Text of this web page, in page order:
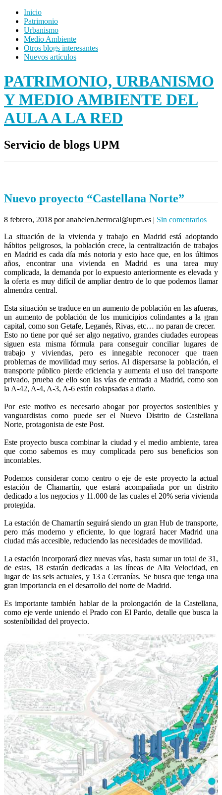
Inicio
Patrimonio
Urbanismo
Medio Ambiente
Otros blogs interesantes
Nuevos artículos
PATRIMONIO, URBANISMO
Y MEDIO AMBIENTE DEL
AULA A LA RED
Servicio de blogs UPM
Nuevo proyecto “Castellana Norte”
8 febrero, 2018 por anabelen.berrocal@upm.es | Sin comentarios
La situación de la vivienda y trabajo en Madrid está adoptando
hábitos peligrosos, la población crece, la centralización de trabajos
en Madrid es cada día más notoria y esto hace que, en los últimos
años, encontrar una vivienda en Madrid es una tarea muy
complicada, la demanda por lo expuesto anteriormente es elevada y
la oferta es muy difícil de ampliar dentro de lo que podemos llamar
almendra central.
Esta situación se traduce en un aumento de población en las afueras,
un aumento de población de los municipios colindantes a la gran
capital, como son Getafe, Leganés, Rivas, etc… no paran de crecer.
Esto no tiene por qué ser algo negativo, grandes ciudades europeas
siguen esta misma fórmula para conseguir conciliar lugares de
trabajo y viviendas, pero es innegable reconocer que traen
problemas de movilidad muy serios. Al dispersarse la población, el
transporte público pierde eficiencia y aumenta el uso del transporte
privado, prueba de ello son las vías de entrada a Madrid, como son
la A-42, A-4, A-3, A-6 están colapsadas a diario.
Por este motivo es necesario abogar por proyectos sostenibles y
vanguardistas como puede ser el Nuevo Distrito de Castellana
Norte, protagonista de este Post.
Este proyecto busca combinar la ciudad y el medio ambiente, tarea
que como sabemos es muy complicada pero sus beneficios son
incontables.
Podemos considerar como centro o eje de este proyecto la actual
estación de Chamartín, que estará acompañada por un distrito
dedicado a los negocios y 11.000 de las cuales el 20% seria vivienda
protegida.
La estación de Chamartín seguirá siendo un gran Hub de transporte,
pero más moderno y eficiente, lo que logrará hacer Madrid una
ciudad más accesible, reduciendo las necesidades de movilidad.
La estación incorporará diez nuevas vías, hasta sumar un total de 31,
de estas, 18 estarán dedicadas a las líneas de Alta Velocidad, en
lugar de las seis actuales, y 13 a Cercanías. Se busca que tenga una
gran importancia en el desarrollo del norte de Madrid.
Es importante también hablar de la prolongación de la Castellana,
como eje verde uniendo el Prado con El Pardo, detalle que busca la
sostenibilidad del proyecto.